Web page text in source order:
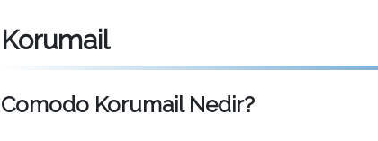
Korumail
Comodo Korumail Nedir?